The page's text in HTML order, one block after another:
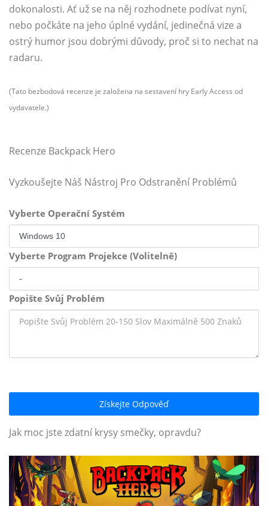
dokonalosti. Ať už se na něj rozhodnete podívat nyní,
nebo počkáte na jeho úplné vydání, jedinečná vize a
ostrý humor jsou dobrými důvody, proč si to nechat na
radaru.
(Tato bezbodová recenze je založena na sestavení hry Early Access od
vydavatele.)
Recenze Backpack Hero
Vyzkoušejte Náš Nástroj Pro Odstranění Problémů
Vyberte Operační Systém
Vyberte Program Projekce (Volitelně)
Popište Svůj Problém
Získejte Odpověď
Jak moc jste zdatní krysy smečky, opravdu?